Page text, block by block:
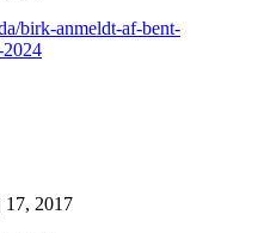
birk-anmeldt-af-bent-
17, 2017